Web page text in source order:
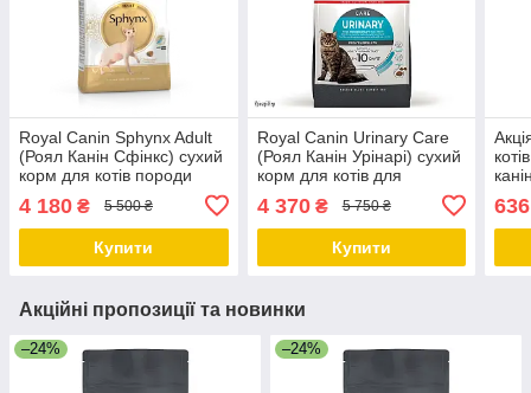
Royal Canin Sphynx Adult
(Роял Канін Сфінкс) сухий
корм для котів породи
4 180 ₴ 5 500 ₴
Купити
Royal Canin Urinary Care
(Роял Канін Урінарі) сухий
корм для котів для
шляхів, 10 КГ
4 370₴ 5 750 ₴
Купити
636
Акційні пропозиції та новинки
–24% –24%